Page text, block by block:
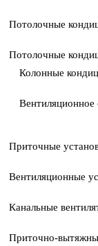
Потолочные
Потолочные
Колонные
Вентиляционное
Приточные
Вентиляционные
Канальные
Приточно-